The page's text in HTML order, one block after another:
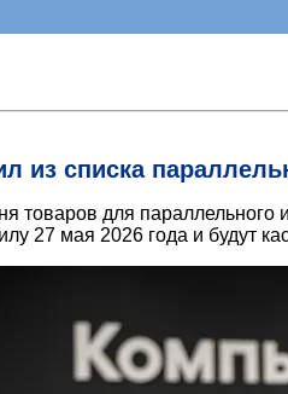
из списка
товаров для
27 мая 2026 года и будут